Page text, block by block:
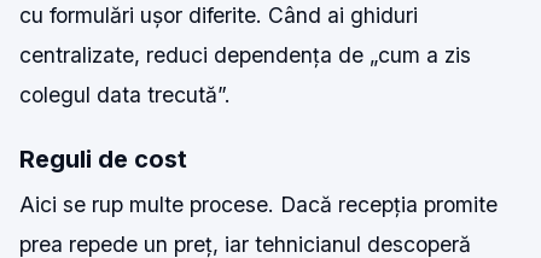
cu formulări ușor diferite. Când ai ghiduri
centralizate, reduci dependența de „cum a zis
colegul data trecută”.
Reguli de cost
Aici se rup multe procese. Dacă recepția promite
prea repede un preț, iar tehnicianul descoperă